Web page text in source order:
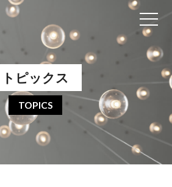
トピックス
TOPICS